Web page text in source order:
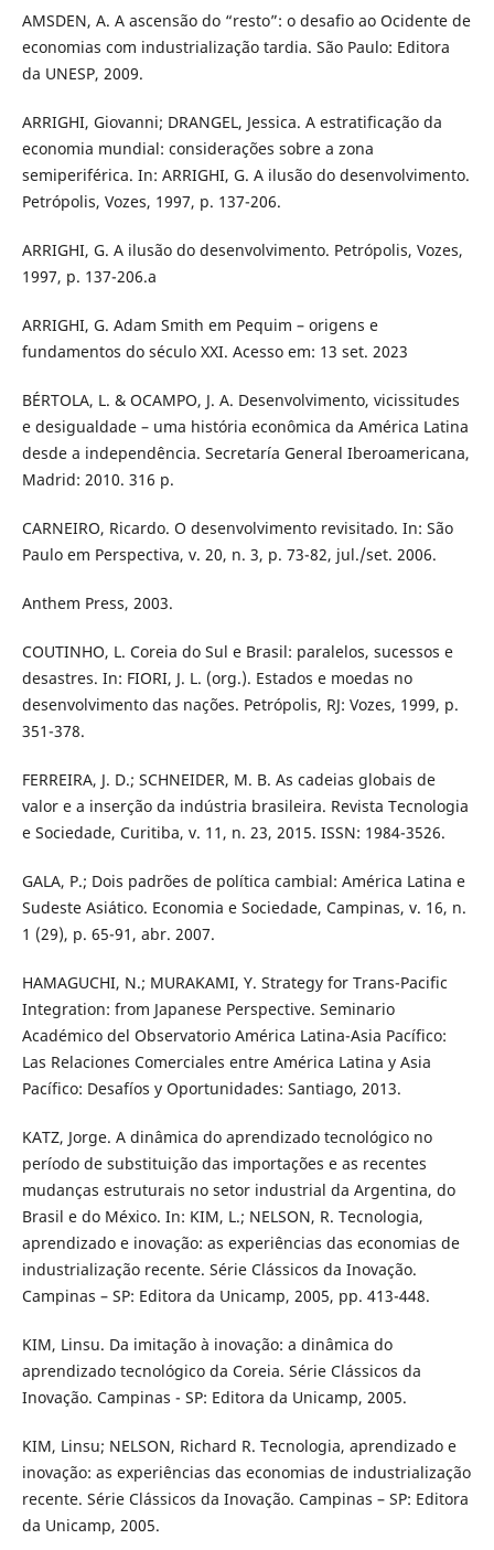
AMSDEN, A. A ascensão do “resto”: o desafio ao Ocidente de
economias com industrialização tardia. São Paulo: Editora
da UNESP, 2009.
ARRIGHI, Giovanni; DRANGEL, Jessica. A estratificação da
economia mundial: considerações sobre a zona
semiperiférica. In: ARRIGHI, G. A ilusão do desenvolvimento.
Petrópolis, Vozes, 1997, p. 137-206.
ARRIGHI, G. A ilusão do desenvolvimento. Petrópolis, Vozes,
1997, p. 137-206.a
ARRIGHI, G. Adam Smith em Pequim – origens e
fundamentos do século XXI. Acesso em: 13 set. 2023
BÉRTOLA, L. & OCAMPO, J. A. Desenvolvimento, vicissitudes
e desigualdade – uma história econômica da América Latina
desde a independência. Secretaría General Iberoamericana,
Madrid: 2010. 316 p.
CARNEIRO, Ricardo. O desenvolvimento revisitado. In: São
Paulo em Perspectiva, v. 20, n. 3, p. 73-82, jul./set. 2006.
Anthem Press, 2003.
COUTINHO, L. Coreia do Sul e Brasil: paralelos, sucessos e
desastres. In: FIORI, J. L. (org.). Estados e moedas no
desenvolvimento das nações. Petrópolis, RJ: Vozes, 1999, p.
351-378.
FERREIRA, J. D.; SCHNEIDER, M. B. As cadeias globais de
valor e a inserção da indústria brasileira. Revista Tecnologia
e Sociedade, Curitiba, v. 11, n. 23, 2015. ISSN: 1984-3526.
GALA, P.; Dois padrões de política cambial: América Latina e
Sudeste Asiático. Economia e Sociedade, Campinas, v. 16, n.
1 (29), p. 65-91, abr. 2007.
HAMAGUCHI, N.; MURAKAMI, Y. Strategy for Trans-Pacific
Integration: from Japanese Perspective. Seminario
Académico del Observatorio América Latina-Asia Pacífico:
Las Relaciones Comerciales entre América Latina y Asia
Pacífico: Desafíos y Oportunidades: Santiago, 2013.
KATZ, Jorge. A dinâmica do aprendizado tecnológico no
período de substituição das importações e as recentes
mudanças estruturais no setor industrial da Argentina, do
Brasil e do México. In: KIM, L.; NELSON, R. Tecnologia,
aprendizado e inovação: as experiências das economias de
industrialização recente. Série Clássicos da Inovação.
Campinas – SP: Editora da Unicamp, 2005, pp. 413-448.
KIM, Linsu. Da imitação à inovação: a dinâmica do
aprendizado tecnológico da Coreia. Série Clássicos da
Inovação. Campinas - SP: Editora da Unicamp, 2005.
KIM, Linsu; NELSON, Richard R. Tecnologia, aprendizado e
inovação: as experiências das economias de industrialização
recente. Série Clássicos da Inovação. Campinas – SP: Editora
da Unicamp, 2005.